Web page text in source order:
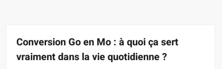
Conversion Go en Mo : à quoi ça sert
vraiment dans la vie quotidienne ?